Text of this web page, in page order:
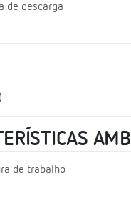
de descarga
de trabalho